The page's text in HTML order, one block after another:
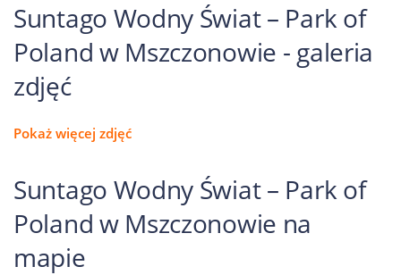
Suntago Wodny Świat – Park of
Poland w Mszczonowie - galeria
zdjęć
Pokaż więcej zdjęć
Suntago Wodny Świat – Park of
Poland w Mszczonowie na
mapie